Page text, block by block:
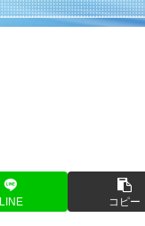
LINE コピー